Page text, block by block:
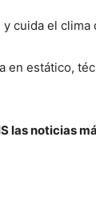
cuida el clima
en estático,
las noticias